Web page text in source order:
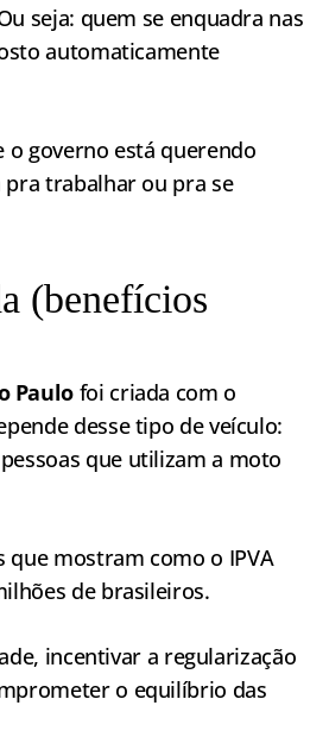
seja: quem se enquadra nas
automaticamente
o governo está querendo
trabalhar ou pra se
(benefícios
Paulo foi criada com o
desse tipo de veículo:
que utilizam a moto
que mostram como o IPVA
de brasileiros.
incentivar a regularização
o equilíbrio das